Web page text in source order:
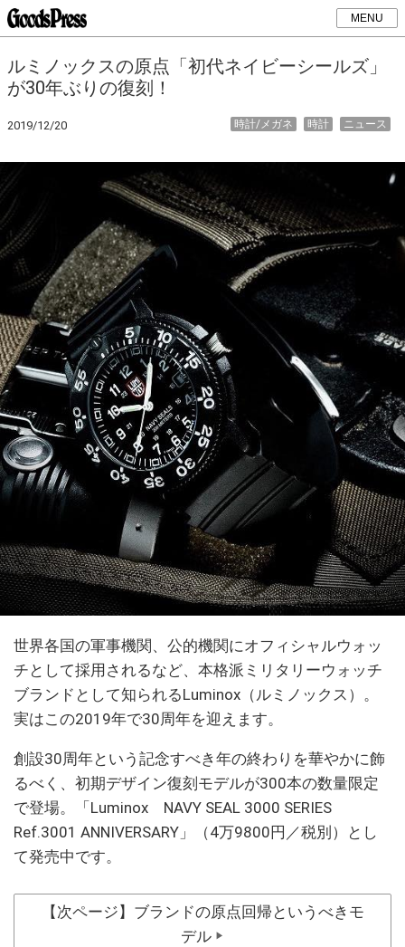
MENU
ルミノックスの原点「初代ネイビーシールズ」
が30年ぶりの復刻！
2019/12/20 ニュース
時計
時計/メガネ
世界各国の軍事機関、公的機関にオフィシャルウォッ
チとして採用されるなど、本格派ミリタリーウォッチ
ブランドとして知られるLuminox（ルミノックス）。
実はこの2019年で30周年を迎えます。
創設30周年という記念すべき年の終わりを華やかに飾
るべく、初期デザイン復刻モデルが300本の数量限定
で登場。「Luminox NAVY SEAL 3000 SERIES
Ref.3001 ANNIVERSARY」（4万9800円／税別）とし
て発売中です。
【次ページ】ブランドの原点回帰というべきモ
デル ▶